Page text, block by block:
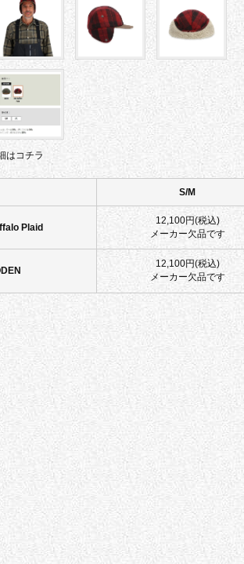
はコチラ
S/M
Plaid
12,100円(税込)
メーカー欠品です
12,100円(税込)
メーカー欠品です